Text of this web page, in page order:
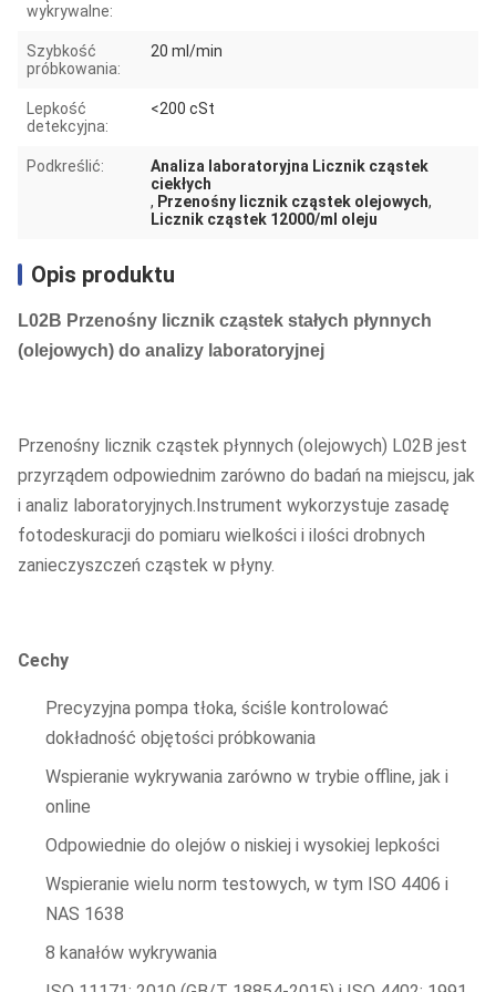
wykrywalne:
Szybkość
próbkowania:
20 ml/min
Lepkość
detekcyjna:
<200 cSt
Podkreślić:
Analiza laboratoryjna Licznik cząstek
ciekłych
, Przenośny licznik cząstek olejowych,
Licznik cząstek 12000/ml oleju
Opis produktu
L02B Przenośny licznik cząstek stałych płynnych
(olejowych) do analizy laboratoryjnej
Przenośny licznik cząstek płynnych (olejowych) L02B jest
przyrządem odpowiednim zarówno do badań na miejscu, jak
i analiz laboratoryjnych.Instrument wykorzystuje zasadę
fotodeskuracji do pomiaru wielkości i ilości drobnych
zanieczyszczeń cząstek w płyny.
Cechy
Precyzyjna pompa tłoka, ściśle kontrolować
dokładność objętości próbkowania
Wspieranie wykrywania zarówno w trybie offline, jak i
online
Odpowiednie do olejów o niskiej i wysokiej lepkości
Wspieranie wielu norm testowych, w tym ISO 4406 i
NAS 1638
8 kanałów wykrywania